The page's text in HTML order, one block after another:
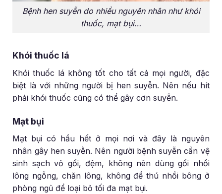
Bệnh hen suyễn do nhiều nguyên nhân như khói
thuốc, mạt bụi…
Khói thuốc lá
Khói thuốc lá không tốt cho tất cả mọi người, đặc
biệt là với những người bị hen suyễn. Nên nếu hít
phải khói thuốc cũng có thể gây cơn suyễn.
Mạt bụi
Mạt bụi có hầu hết ở mọi nơi và đây là nguyên
nhân gây hen suyễn. Nên người bệnh suyễn cần vệ
sinh sạch vỏ gối, đệm, không nên dùng gối nhồi
lông ngỗng, chăn lông, không để thú nhồi bông ở
phòng ngủ để loại bỏ tối đa mạt bụi.